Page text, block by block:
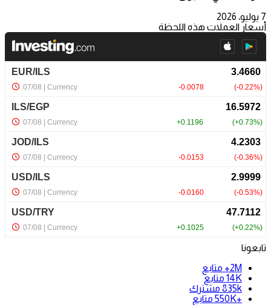
7 يوليو، 2026
أسعار العملات هذه اللحظة
تابعونا
2M+
متابع
14K متابع
835k مشترك
+550K
متابع